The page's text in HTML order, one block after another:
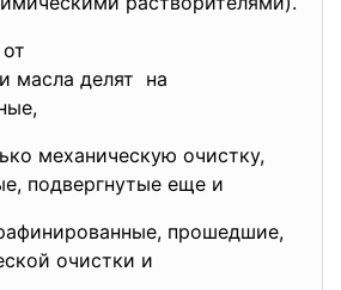
масла делят на
механическую очистку,
подвергнутые еще и
прошедшие,
очистки и